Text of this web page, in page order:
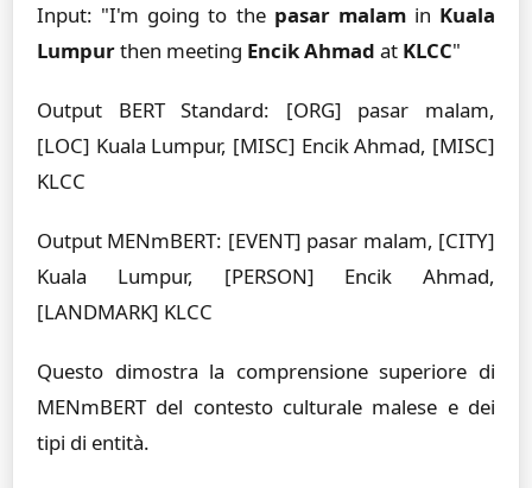
Input: "I'm going to the pasar malamin Kuala
Lumpurthen meeting Encik Ahmad at KLCC"
Output BERT Standard: [ORG] pasar malam,
[LOC] Kuala Lumpur, [MISC] Encik Ahmad, [MISC]
KLCC
Output MENmBERT: [EVENT] pasar malam, [CITY]
Kuala Lumpur, [PERSON] Encik Ahmad,
[LANDMARK] KLCC
Questo dimostra la comprensione superiore di
MENmBERT del contesto culturale malese e dei
tipi di entità.